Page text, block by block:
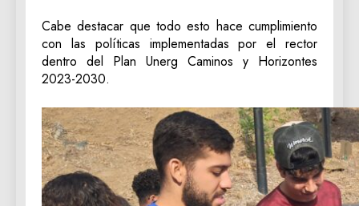
Cabe destacar que todo esto hace cumplimiento
con las políticas implementadas por el rector
dentro del Plan Unerg Caminos y Horizontes
2023-2030.